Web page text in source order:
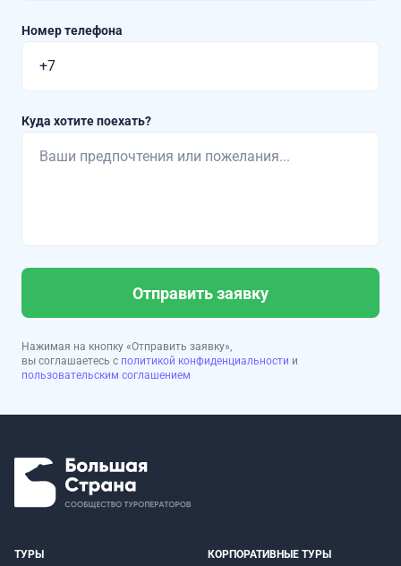
Номер телефона
Куда хотите поехать?
Отправить заявку
Нажимая на кнопку «Отправить заявку»,
вы соглашаетесь с политикой конфиденциальности и
пользовательским соглашением
ТУРЫ КОРПОРАТИВНЫЕ ТУРЫ